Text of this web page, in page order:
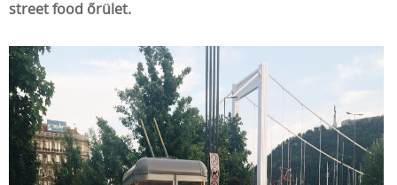
street food őrület.